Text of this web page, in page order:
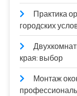
Практика
городских
края: выбор
Монтаж